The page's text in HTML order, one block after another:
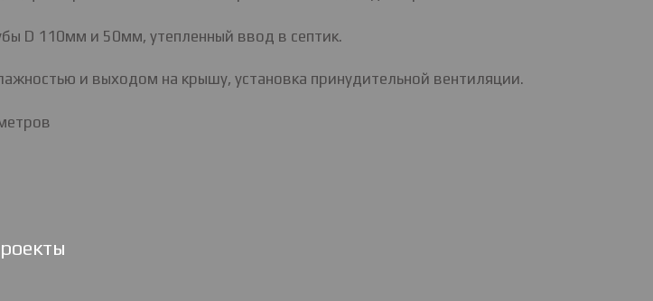
D 110мм и 50мм, утепленный ввод в септик.
и выходом на крышу, установка принудительной вентиляции.